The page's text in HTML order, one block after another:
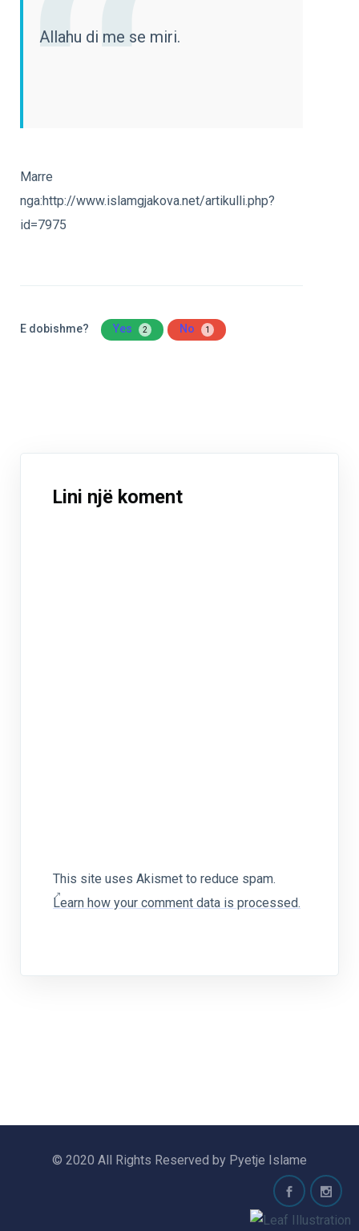
Allahu di me se miri.
Marre
nga:http://www.islamgjakova.net/artikulli.php?
id=7975
E dobishme? Yes 2 No 1
Lini një koment
This site uses Akismet to reduce spam.
Learn how your comment data is processed.
© 2020 All Rights Reserved by Pyetje Islame